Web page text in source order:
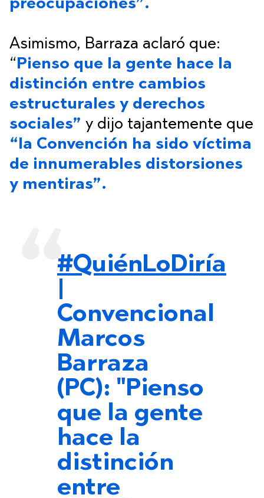
preocupaciones”.
Asimismo, Barraza aclaró que:
“Pienso que la gente hace la
distinción entre cambios
estructurales y derechos
sociales” y dijo tajantemente que
“la Convención ha sido víctima
de innumerables distorsiones
y mentiras”.
#QuiénLoDiría
Convencional
Marcos
Barraza
(PC): "Pienso
que la gente
hace la
distinción
entre